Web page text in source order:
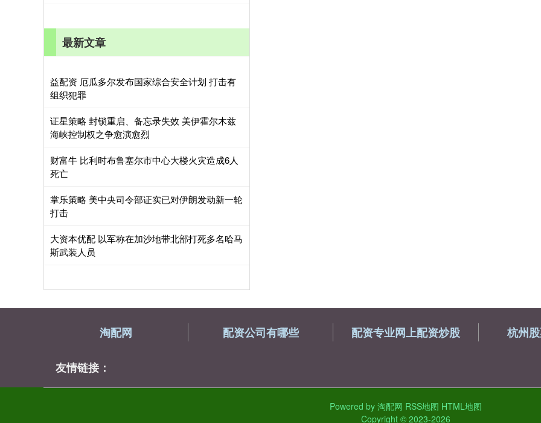
最新文章
益配资 厄瓜多尔发布国家综合安全计划 打击有
组织犯罪
证星策略 封锁重启、备忘录失效 美伊霍尔木兹
海峡控制权之争愈演愈烈
财富牛 比利时布鲁塞尔市中心大楼火灾造成6人
死亡
掌乐策略 美中央司令部证实已对伊朗发动新一轮
打击
大资本优配 以军称在加沙地带北部打死多名哈马
斯武装人员
淘配网 配资公司有哪些 配资专业网上配资炒股 杭州
友情链接：
Powered by 淘配网 RSS地图 HTML地图
Copyright © 2023-2026